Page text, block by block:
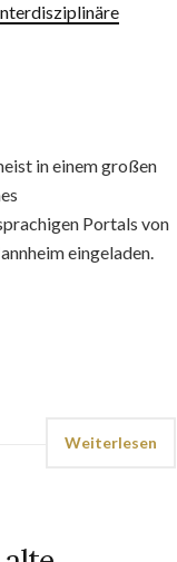
in einem großen
Portals von
eingeladen.
Weiterlesen